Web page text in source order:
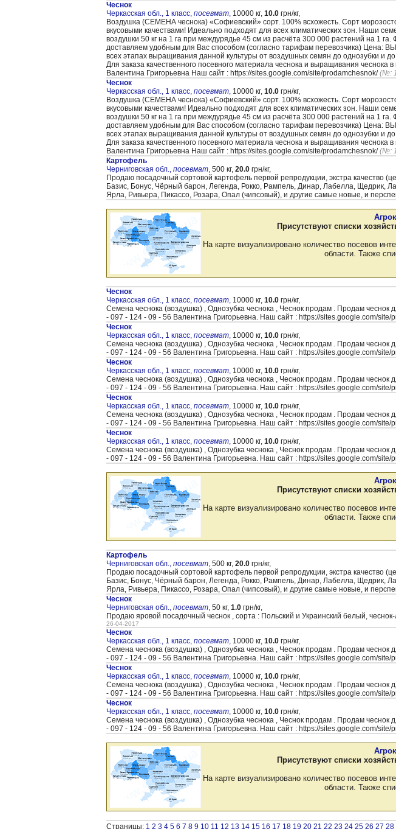
Чеснок
Черкасская обл., 1 класс, посевмат, 10000 кг, 10.0 грн/кг,
Воздушка (CЕМЕНА чеснока) «Cофиевский» сорт. 100% всхожесть. Сорт
вкусовыми качествами! Идеально подходят для всех климатических зон. Наши
воздушки 50 кг на 1 га при междурядье 45 см из расчёта 300 000 растений на 1
доставляем удобным для Вас способом (согласно тарифам перевозчика) Цена:
всех этапах выращивания данной культуры от воздушных семян до однозубки и
Для заказа качественного посевного материала чеснока и выращивания
Валентина Григорьевна Наш сайт : https://sites.google.com/site/prodamchesnok/(№:
Чеснок
Черкасская обл., 1 класс, посевмат, 10000 кг, 10.0 грн/кг,
Воздушка (CЕМЕНА чеснока) «Cофиевский» сорт. 100% всхожесть. Сорт
вкусовыми качествами! Идеально подходят для всех климатических зон. Наши
воздушки 50 кг на 1 га при междурядье 45 см из расчёта 300 000 растений на 1
доставляем удобным для Вас способом (согласно тарифам перевозчика) Цена:
всех этапах выращивания данной культуры от воздушных семян до однозубки и
Для заказа качественного посевного материала чеснока и выращивания
Валентина Григорьевна Наш сайт : https://sites.google.com/site/prodamchesnok/(№:
Картофель
Черниговская обл., посевмат, 500 кг, 20.0 грн/кг,
Продаю посадочный сортовой картофель первой репродукции, экстра качество
Базис, Бонус, Чёрный барон, Легенда, Рокко, Рампель, Динар, Лабелла, Щедрик,
Ярла, Ривьера, Пикассо, Розара, Опал (чипсовый), и другие самые новые, и
Присутствуют списки
На карте визуализировано количество посевов
области. Также
Чеснок
Черкасская обл., 1 класс, посевмат, 10000 кг, 10.0 грн/кг,
Семена чеснока (воздушка) , Однозубка чеснока , Чеснок продам . Продам
- 097 - 124 - 09 - 56 Валентина Григорьевна. Наш сайт : https://sites.google.com/site/
Чеснок
Черкасская обл., 1 класс, посевмат, 10000 кг, 10.0 грн/кг,
Семена чеснока (воздушка) , Однозубка чеснока , Чеснок продам . Продам
- 097 - 124 - 09 - 56 Валентина Григорьевна. Наш сайт : https://sites.google.com/site/
Чеснок
Черкасская обл., 1 класс, посевмат, 10000 кг, 10.0 грн/кг,
Семена чеснока (воздушка) , Однозубка чеснока , Чеснок продам . Продам
- 097 - 124 - 09 - 56 Валентина Григорьевна. Наш сайт : https://sites.google.com/site/
Чеснок
Черкасская обл., 1 класс, посевмат, 10000 кг, 10.0 грн/кг,
Семена чеснока (воздушка) , Однозубка чеснока , Чеснок продам . Продам
- 097 - 124 - 09 - 56 Валентина Григорьевна. Наш сайт : https://sites.google.com/site/
Чеснок
Черкасская обл., 1 класс, посевмат, 10000 кг, 10.0 грн/кг,
Семена чеснока (воздушка) , Однозубка чеснока , Чеснок продам . Продам
- 097 - 124 - 09 - 56 Валентина Григорьевна. Наш сайт : https://sites.google.com/site/
Присутствуют списки
На карте визуализировано количество посевов
области. Также
Картофель
Черниговская обл., посевмат, 500 кг, 20.0 грн/кг,
Продаю посадочный сортовой картофель первой репродукции, экстра качество
Базис, Бонус, Чёрный барон, Легенда, Рокко, Рампель, Динар, Лабелла, Щедрик,
Ярла, Ривьера, Пикассо, Розара, Опал (чипсовый), и другие самые новые, и
Чеснок
Черниговская обл., посевмат, 50 кг, 1.0 грн/кг,
Продаю яровой посадочный чеснок , сорта : Польский и Украинский белый,
26-04-2017
Чеснок
Черкасская обл., 1 класс, посевмат, 10000 кг, 10.0 грн/кг,
Семена чеснока (воздушка) , Однозубка чеснока , Чеснок продам . Продам
- 097 - 124 - 09 - 56 Валентина Григорьевна. Наш сайт : https://sites.google.com/site/
Чеснок
Черкасская обл., 1 класс, посевмат, 10000 кг, 10.0 грн/кг,
Семена чеснока (воздушка) , Однозубка чеснока , Чеснок продам . Продам
- 097 - 124 - 09 - 56 Валентина Григорьевна. Наш сайт : https://sites.google.com/site/
Чеснок
Черкасская обл., 1 класс, посевмат, 10000 кг, 10.0 грн/кг,
Семена чеснока (воздушка) , Однозубка чеснока , Чеснок продам . Продам
- 097 - 124 - 09 - 56 Валентина Григорьевна. Наш сайт : https://sites.google.com/site/
Присутствуют списки
На карте визуализировано количество посевов
области. Также
Страницы: 1 2 3 4 5 6 7 8 9 10 11 12 13 14 15 16 17 18 19 20 21 22 23 24 25 26 27 28